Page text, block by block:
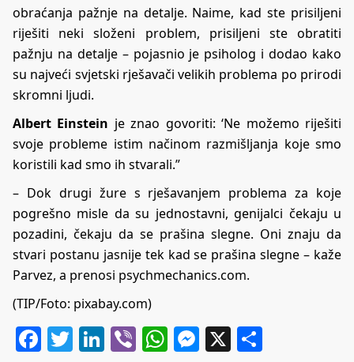
obraćanja pažnje na detalje. Naime, kad ste prisiljeni
riješiti neki složeni problem, prisiljeni ste obratiti
pažnju na detalje – pojasnio je psiholog i dodao kako
su najveći svjetski rješavači velikih problema po prirodi
skromni ljudi.
Albert Einstein je znao govoriti: ‘Ne možemo riješiti
svoje probleme istim načinom razmišljanja koje smo
koristili kad smo ih stvarali.”
– Dok drugi žure s rješavanjem problema za koje
pogrešno misle da su jednostavni, genijalci čekaju u
pozadini, čekaju da se prašina slegne. Oni znaju da
stvari postanu jasnije tek kad se prašina slegne – kaže
Parvez, a prenosi psychmechanics.com.
(TIP/Foto: pixabay.com)
Facebook
Twitter
LinkedIn
ViberWhatsApp
Messenger
X